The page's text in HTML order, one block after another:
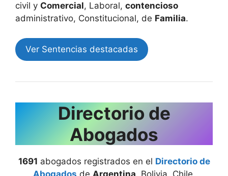
civil y Comercial, Laboral, contencioso
administrativo, Constitucional, de Familia.
Ver Sentencias destacadas
Directorio de
Abogados
1691 abogados registrados en el Directorio de
Abogados de Argentina , Bolivia, Chile,